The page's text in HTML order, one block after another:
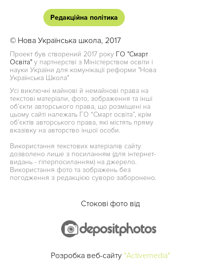
Редакційна політика
© Нова Українська школа, 2017
Проект був створений 2017 року ГО "Смарт
Освіта" у партнерстві з Міністерством освіти і
науки України для комунікації реформи "Нова
Українська Школа"
Усі виключні майнові й немайнові права на
текстові матеріали, фото, зображення та інші
об’єкти авторського права, що розміщені на
цьому сайті належать ГО “Смарт освіта”, крім
об’єктів авторського права, які містять пряму
вказівку на авторство іншої особи.
Використання текстових матеріалів сайту
дозволено лише з посиланням (для інтернет-
видань - гіперпосиланням) на джерело.
Використання фото та зображень без
погодження з редакцією суворо заборонено.
Стокові фото від
Розробка веб-сайту "Activemedia"